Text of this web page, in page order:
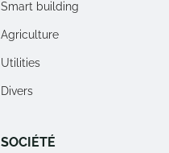
Smart building
Agriculture
Utilities
Divers
SOCIÉTÉ